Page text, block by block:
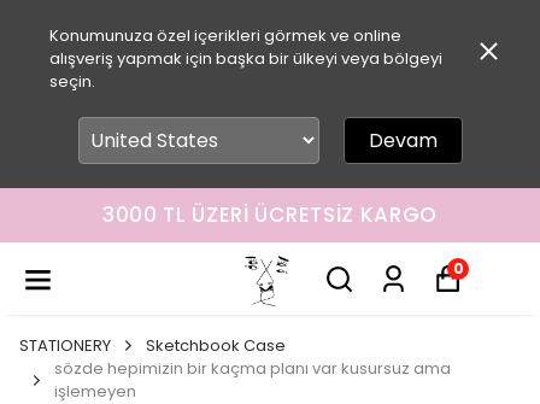
Konumunuza özel içerikleri görmek ve online
alışveriş yapmak için başka bir ülkeyi veya bölgeyi
seçin.
Devam
3000 TL ÜZERI ÜCRETSIZ KARGO
0
STATIONERY
Sketchbook Case
sözde hepimizin bir kaçma planı var kusursuz ama
işlemeyen